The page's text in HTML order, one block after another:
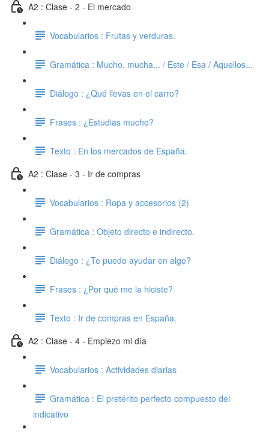
A2 : Clase - 2 - El mercado
Vocabularios : Frutas y verduras.
Gramática : Mucho, mucha... / Este / Esa / Aquellos...
Diálogo : ¿Qué llevas en el carro?
Frases : ¿Estudias mucho?
Texto : En los mercados de España.
A2 : Clase - 3 - Ir de compras
Vocabularios : Ropa y accesorios (2)
Gramática : Objeto directo e indirecto.
Diálogo : ¿Te puedo ayudar en algo?
Frases : ¿Por qué me la hiciste?
Texto : Ir de compras en España.
A2 : Clase - 4 - Empiezo mi día
Vocabularios : Actividades diarias
Gramática : El pretérito perfecto compuesto del
indicativo